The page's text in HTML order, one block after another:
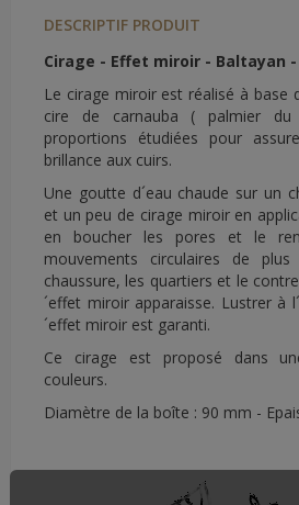
DESCRIPTIF PRODUIT
Cirage - Effet miroir - Baltayan -
Le cirage miroir est réalisé à base
cire de carnauba ( palmier
proportions étudiées pour
brillance aux cuirs.
Une goutte d´eau chaude sur un
et un peu de cirage miroir en
en boucher les pores et le
mouvements circulaires de
chaussure, les quartiers et le
´effet miroir apparaisse. Lustrer à
´effet miroir est garanti.
Ce cirage est proposé dans
couleurs.
Diamètre de la boîte : 90 mm -